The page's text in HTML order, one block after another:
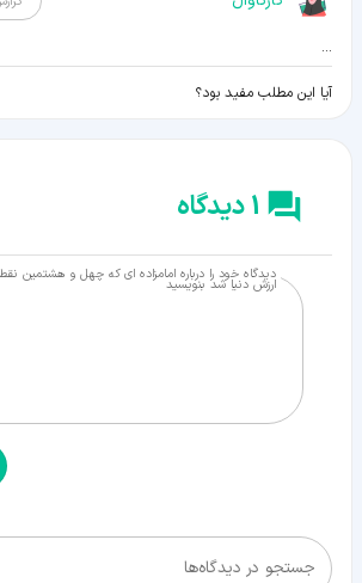
...
آیا این مطلب مفید بود؟
1 دیدگاه
دیدگاه خود را درباره امامزاده ای که چهل و هشتمین
ارزش دنیا شد بنویسید
جستجو در دیدگاه‌ها